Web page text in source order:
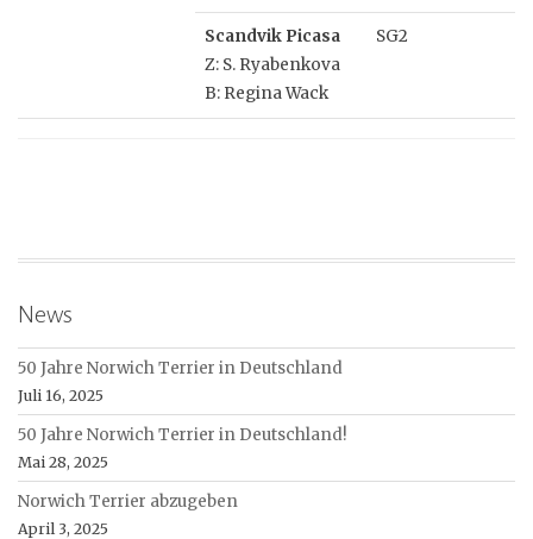
Scandvik Picasa
Z: S. Ryabenkova
B: Regina Wack
SG2
News
50 Jahre Norwich Terrier in Deutschland
Juli 16, 2025
50 Jahre Norwich Terrier in Deutschland!
Mai 28, 2025
Norwich Terrier abzugeben
April 3, 2025